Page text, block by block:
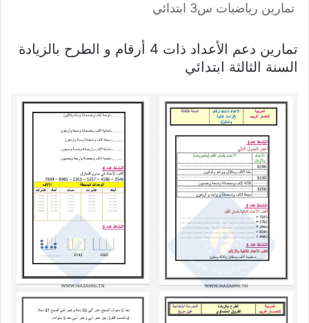
تمارين رياضيات س3 ابتدائي
تمارين دعم الأعداد ذات 4 أرقام و الطرح بالزيادة
السنة الثالثة ابتدائي